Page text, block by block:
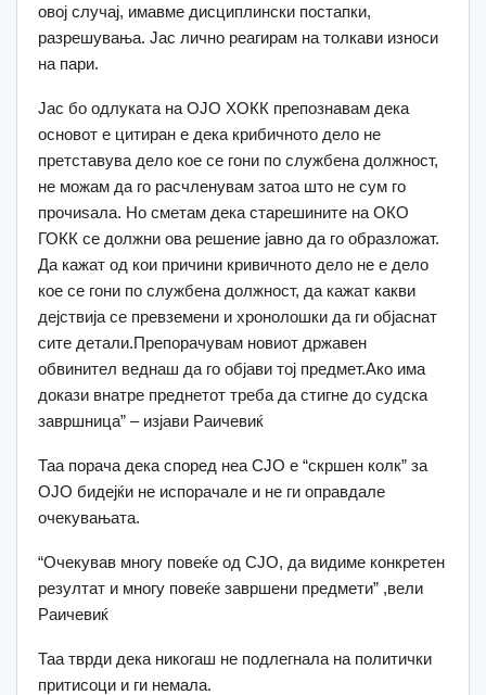
овој случај, имавме дисциплински постапки,
разрешувања. Јас лично реагирам на толкави износи
на пари.
Јас бо одлуката на ОЈО ХОКК препознавам дека
основот е цитиран е дека крибичното дело не
претставува дело кое се гони по службена должност,
не можам да го расчленувам затоа што не сум го
прочиѕала. Но сметам дека старешините на ОКО
ГОКК се должни ова решение јавно да го образложат.
Да кажат од кои причини кривичното дело не е дело
кое се гони по службена должност, да кажат какви
дејствија се превземени и хронолошки да ги објаснат
сите детали.Препорачувам новиот државен
обвинител веднаш да го објави тој предмет.Ако има
докази внатре преднетот треба да стигне до судска
завршница” – изјави Раичевиќ
Таа порача дека според неа СЈО е “скршен колк” за
ОЈО бидејќи не испорачале и не ги оправдале
очекувањата.
“Очекував многу повеќе од СЈО, да видиме конкретен
резултат и многу повеќе завршени предмети” ,вели
Раичевиќ
Таа тврди дека никогаш не подлегнала на политички
притисоци и ги немала.